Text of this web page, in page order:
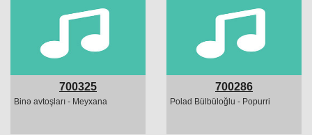
700325
Binə avtoşları - Meyxana
700286
Polad Bülbüloğlu - Popurri